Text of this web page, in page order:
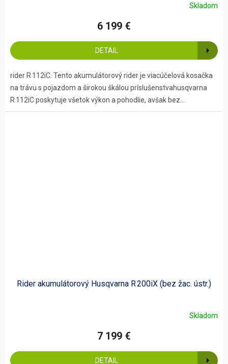
Skladom
6 199 €
DETAIL
rider R 112iC. Tento akumulátorový rider je viacúčelová kosačka
na trávu s pojazdom a širokou škálou príslušenstvahusqvarna
R 112iC poskytuje všetok výkon a pohodlie, avšak bez...
Rider akumulátorový Husqvarna R 200iX (bez žac. ústr.)
Skladom
7 199 €
DETAIL